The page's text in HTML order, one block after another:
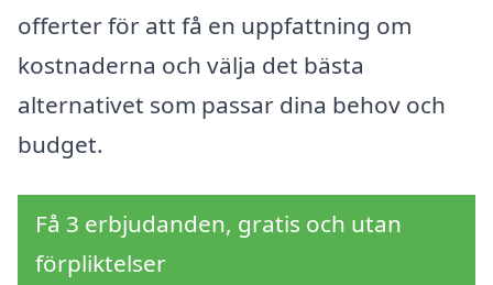
offerter för att få en uppfattning om
kostnaderna och välja det bästa
alternativet som passar dina behov och
budget.
Få 3 erbjudanden, gratis och utan
förpliktelser